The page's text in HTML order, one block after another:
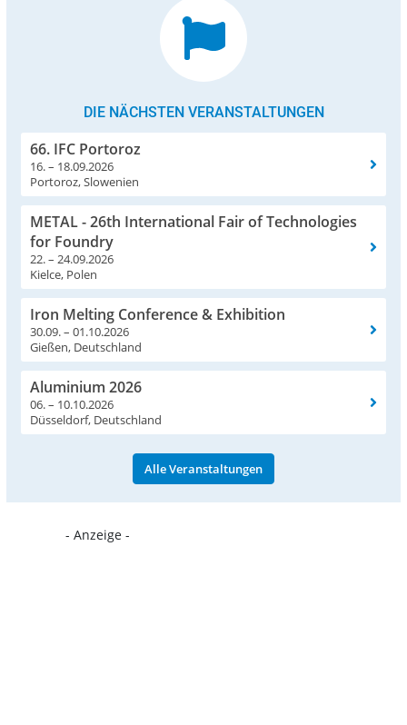
DIE NÄCHSTEN VERANSTALTUNGEN
66. IFC Portoroz
16. – 18.09.2026
Portoroz, Slowenien
METAL - 26th International Fair of Technologies
for Foundry
22. – 24.09.2026
Kielce, Polen
Iron Melting Conference & Exhibition
30.09. – 01.10.2026
Gießen, Deutschland
Aluminium 2026
06. – 10.10.2026
Düsseldorf, Deutschland
Alle Veranstaltungen
- Anzeige -